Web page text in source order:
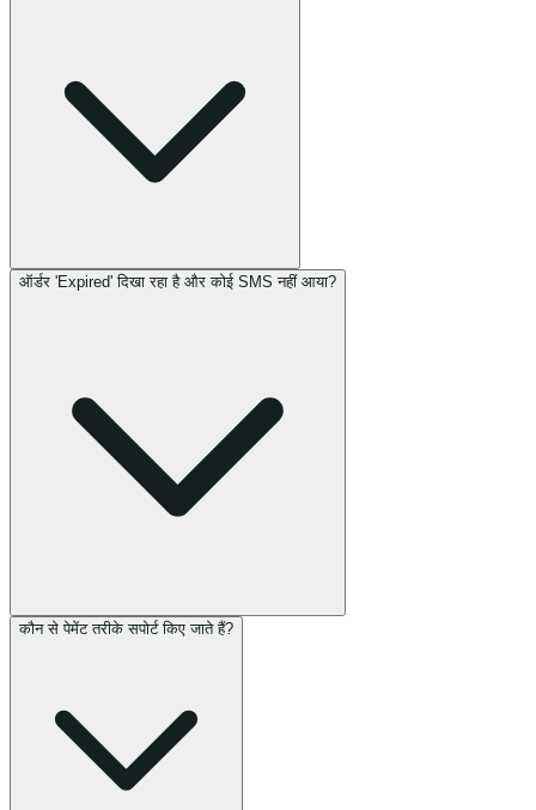
ऑर्डर 'Expired' दिखा रहा है और कोई SMS नहीं आया?
कौन से पेमेंट तरीके सपोर्ट किए जाते हैं?